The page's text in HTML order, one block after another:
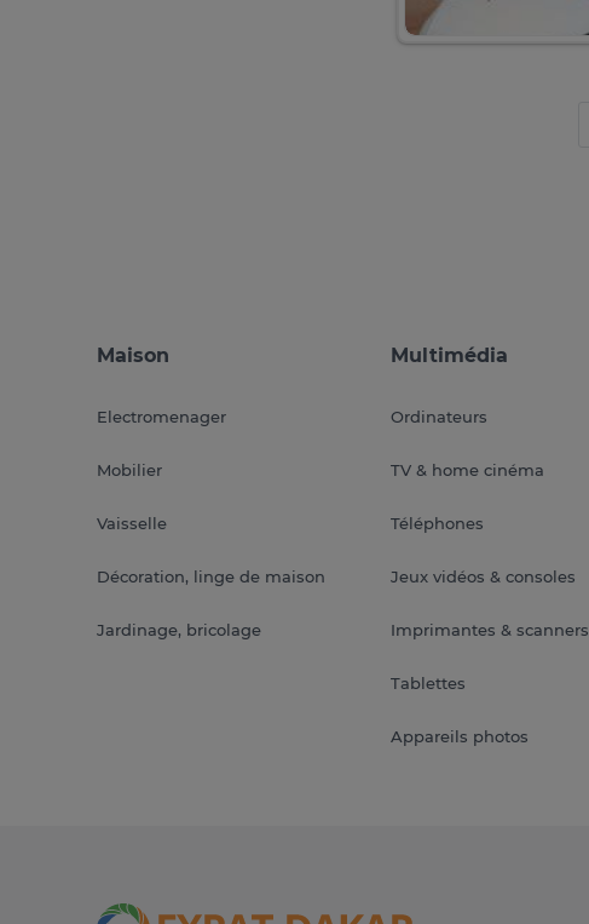
Maison
Electromenager
Mobilier
Vaisselle
Décoration, linge de maison
Jardinage, bricolage
Multimédia
Ordinateurs
TV & home cinéma
Téléphones
Jeux vidéos & consoles
Imprimantes & scanners
Tablettes
Appareils photos